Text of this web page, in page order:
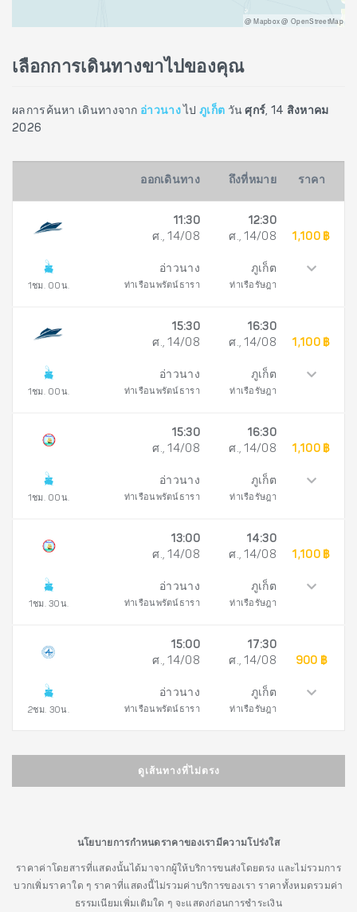
@ Mapbox @ OpenStreetMap
เลือกการเดินทางขาไปของคุณ
ผลการค้นหา เดินทางจาก อ่าวนางไปภูเก็ต วันศุกร์, 14 สิงหาคม
2026
ออกเดินทาง ถึงที่หมาย ราคา
1ชม. 00น.
11:30
ศ., 14/08
อ่าวนาง
ท่าเรือนพรัตน์ธารา
12:30
ศ., 14/08
ภูเก็ต
ท่าเรือรัษฎา
1,100 ฿
1ชม. 00น.
15:30
ศ., 14/08
อ่าวนาง
ท่าเรือนพรัตน์ธารา
16:30
ศ., 14/08
ภูเก็ต
ท่าเรือรัษฎา
1,100 ฿
1ชม. 00น.
15:30
ศ., 14/08
อ่าวนาง
ท่าเรือนพรัตน์ธารา
16:30
ศ., 14/08
ภูเก็ต
ท่าเรือรัษฎา
1,100 ฿
1ชม. 30น.
13:00
ศ., 14/08
อ่าวนาง
ท่าเรือนพรัตน์ธารา
14:30
ศ., 14/08
ภูเก็ต
ท่าเรือรัษฎา
1,100 ฿
2ชม. 30น.
15:00
ศ., 14/08
อ่าวนาง
ท่าเรือนพรัตน์ธารา
17:30
ศ., 14/08
ภูเก็ต
ท่าเรือรัษฎา
900 ฿
ดูเส้นทางที่ไม่ตรง
นโยบายการกำหนดราคาของเรามีความโปร่งใส
ราคาค่าโดยสารที่แสดงนั้นได้มาจากผู้ให้บริการขนส่งโดยตรง และไม่รวมการ
บวกเพิ่มราคาใด ๆ ราคาที่แสดงนี้ไม่รวมค่าบริการของเรา ราคาทั้งหมดรวมค่า
ธรรมเนียมเพิ่มเติมใด ๆ จะแสดงก่อนการชำระเงิน